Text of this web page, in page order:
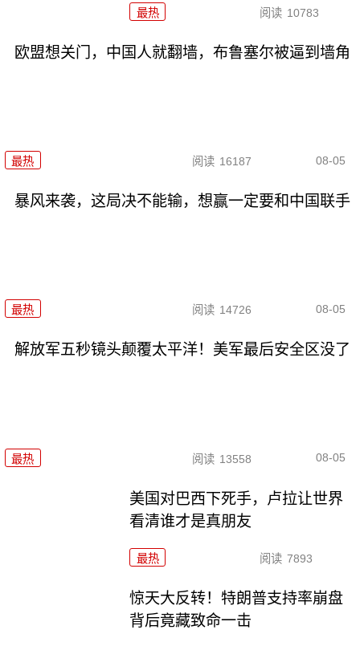
最热 阅读 10783
欧盟想关门，中国人就翻墙，布鲁塞尔被逼到墙角
最热 阅读 16187 08-05
暴风来袭，这局决不能输，想赢一定要和中国联手
最热 阅读 14726 08-05
解放军五秒镜头颠覆太平洋！美军最后安全区没了
最热 阅读 13558 08-05
美国对巴西下死手，卢拉让世界
看清谁才是真朋友
最热 阅读 7893
惊天大反转！特朗普支持率崩盘
背后竟藏致命一击